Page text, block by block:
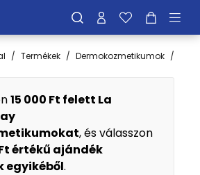
Termékek Dermokozmetikumok
15 000 Ft felett La
, és válasszon
értékű ajándék
egyikéből.